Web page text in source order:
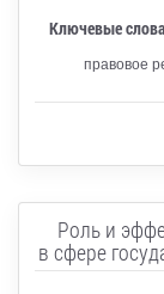
Ключевые
правовое
Роль и
в сфере